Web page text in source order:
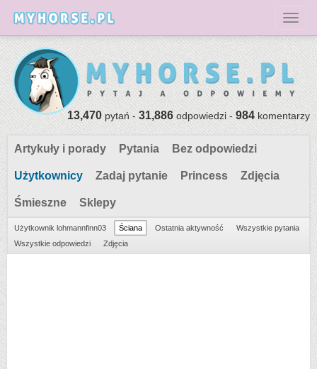
13,470pytań -31,886odpowiedzi -984komentarzy
Artykuły i porady Pytania Bez odpowiedzi
Użytkownicy Zadaj pytanie Princess Zdjęcia
Śmieszne Sklepy
Użytkownik lohmannfinn03 Ściana Ostatnia aktywność
Wszystkie pytania
Wszystkie odpowiedzi
Zdjęcia